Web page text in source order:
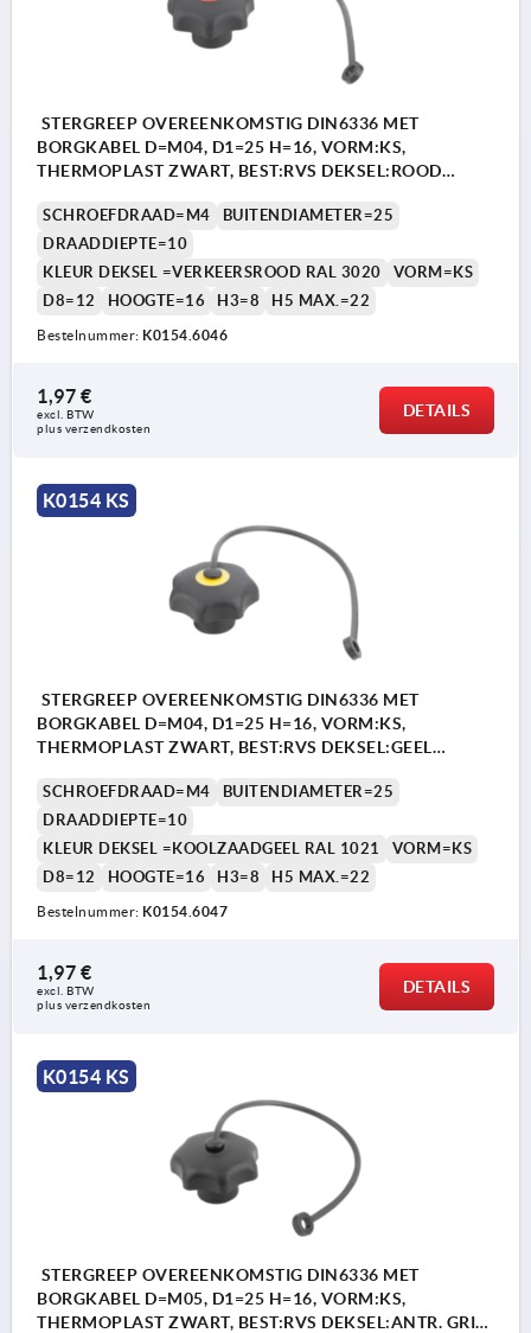
STERGREEP OVEREENKOMSTIG DIN6336 MET
BORGKABEL D=M04, D1=25 H=16, VORM:KS,
THERMOPLAST ZWART, BEST:RVS DEKSEL:ROOD
SCHROEFDRAAD=M4
BUITENDIAMETER=25
DRAADDIEPTE=10
KLEUR DEKSEL =VERKEERSROOD RAL 3020
VORM=KS
D8=12
HOOGTE=16 H3=8 H5 MAX.=22
Bestelnummer: K0154.6046
1,97 €
excl. BTW
plus verzendkosten
DETAILS
K0154 KS
STERGREEP OVEREENKOMSTIG DIN6336 MET
BORGKABEL D=M04, D1=25 H=16, VORM:KS,
THERMOPLAST ZWART, BEST:RVS DEKSEL:GEEL
SCHROEFDRAAD=M4
BUITENDIAMETER=25
DRAADDIEPTE=10
KLEUR DEKSEL =KOOLZAADGEEL RAL 1021
VORM=KS
D8=12
HOOGTE=16 H3=8 H5 MAX.=22
Bestelnummer: K0154.6047
1,97 €
excl. BTW
plus verzendkosten
DETAILS
K0154 KS
STERGREEP OVEREENKOMSTIG DIN6336 MET
BORGKABEL D=M05, D1=25 H=16, VORM:KS,
THERMOPLAST ZWART, BEST:RVS DEKSEL:ANTR. GRIJS